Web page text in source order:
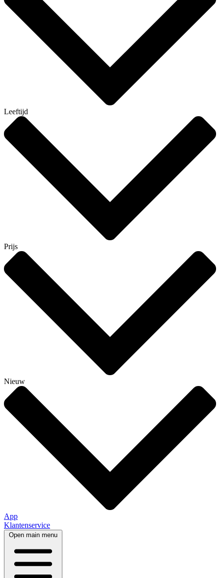
Leeftijd
Prijs
Nieuw
App
Klantenservice
Open main menu